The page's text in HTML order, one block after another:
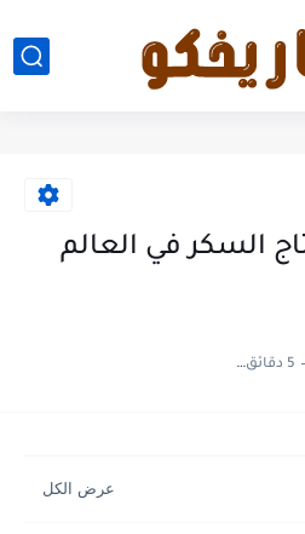
انتاج السكر في العالم
5 دقائق للقراءة